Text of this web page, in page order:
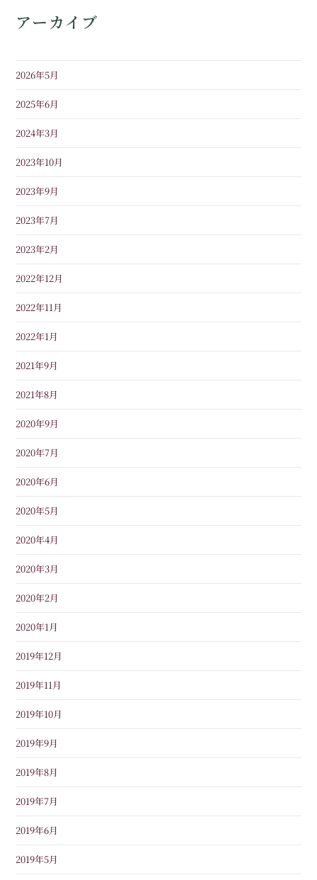
アーカイブ
2026年5月
2025年6月
2024年3月
2023年10月
2023年9月
2023年7月
2023年2月
2022年12月
2022年11月
2022年1月
2021年9月
2021年8月
2020年9月
2020年7月
2020年6月
2020年5月
2020年4月
2020年3月
2020年2月
2020年1月
2019年12月
2019年11月
2019年10月
2019年9月
2019年8月
2019年7月
2019年6月
2019年5月